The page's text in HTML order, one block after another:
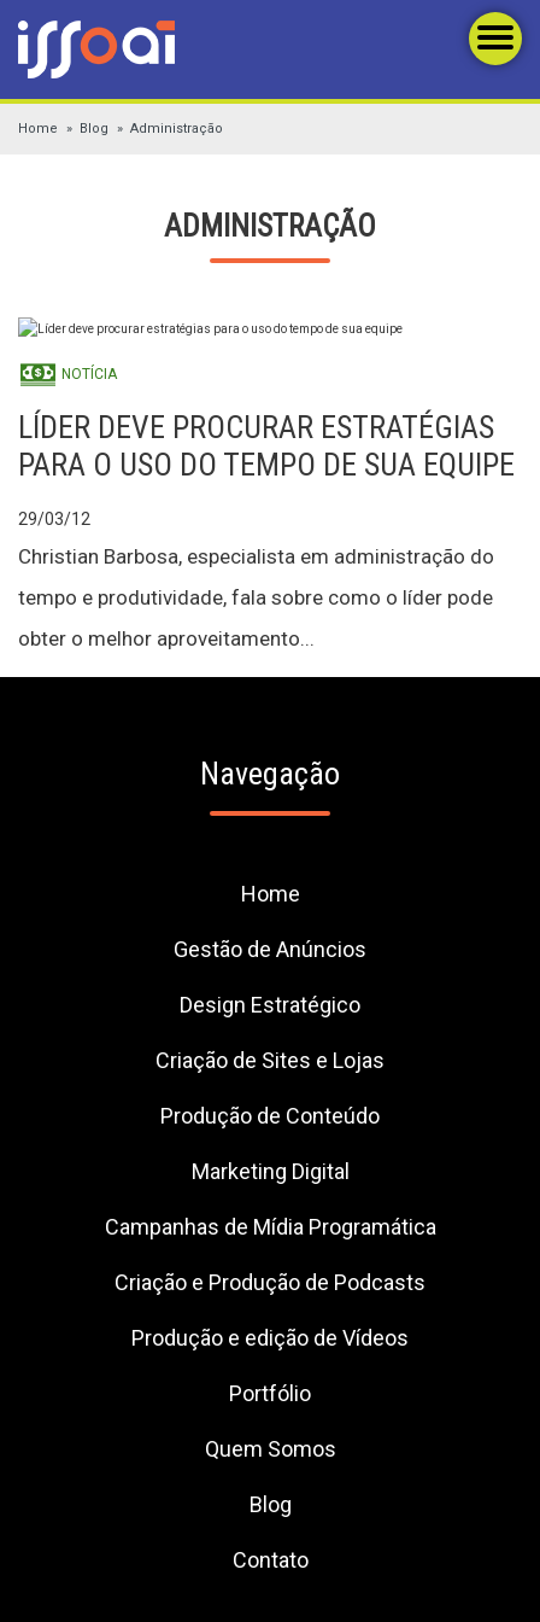
Home Blog Administração
ADMINISTRAÇÃO
NOTÍCIA
LÍDER DEVE PROCURAR ESTRATÉGIAS
PARA O USO DO TEMPO DE SUA EQUIPE
29/03/12
Christian Barbosa, especialista em administração do
tempo e produtividade, fala sobre como o líder pode
obter o melhor aproveitamento...
Navegação
Home
Gestão de Anúncios
Design Estratégico
Criação de Sites e Lojas
Produção de Conteúdo
Marketing Digital
Campanhas de Mídia Programática
Criação e Produção de Podcasts
Produção e edição de Vídeos
Portfólio
Quem Somos
Blog
Contato